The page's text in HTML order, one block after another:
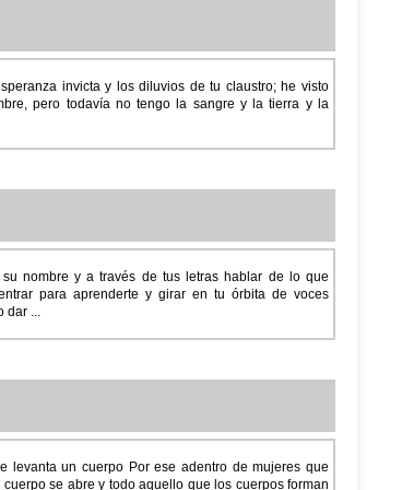
invicta y los diluvios de tu claustro; he visto
pero todavía no tengo la sangre y la tierra y la
nombre y a través de tus letras hablar de lo que
para aprenderte y girar en tu órbita de voces
dar ...
levanta un cuerpo Por ese adentro de mujeres que
se abre y todo aquello que los cuerpos forman